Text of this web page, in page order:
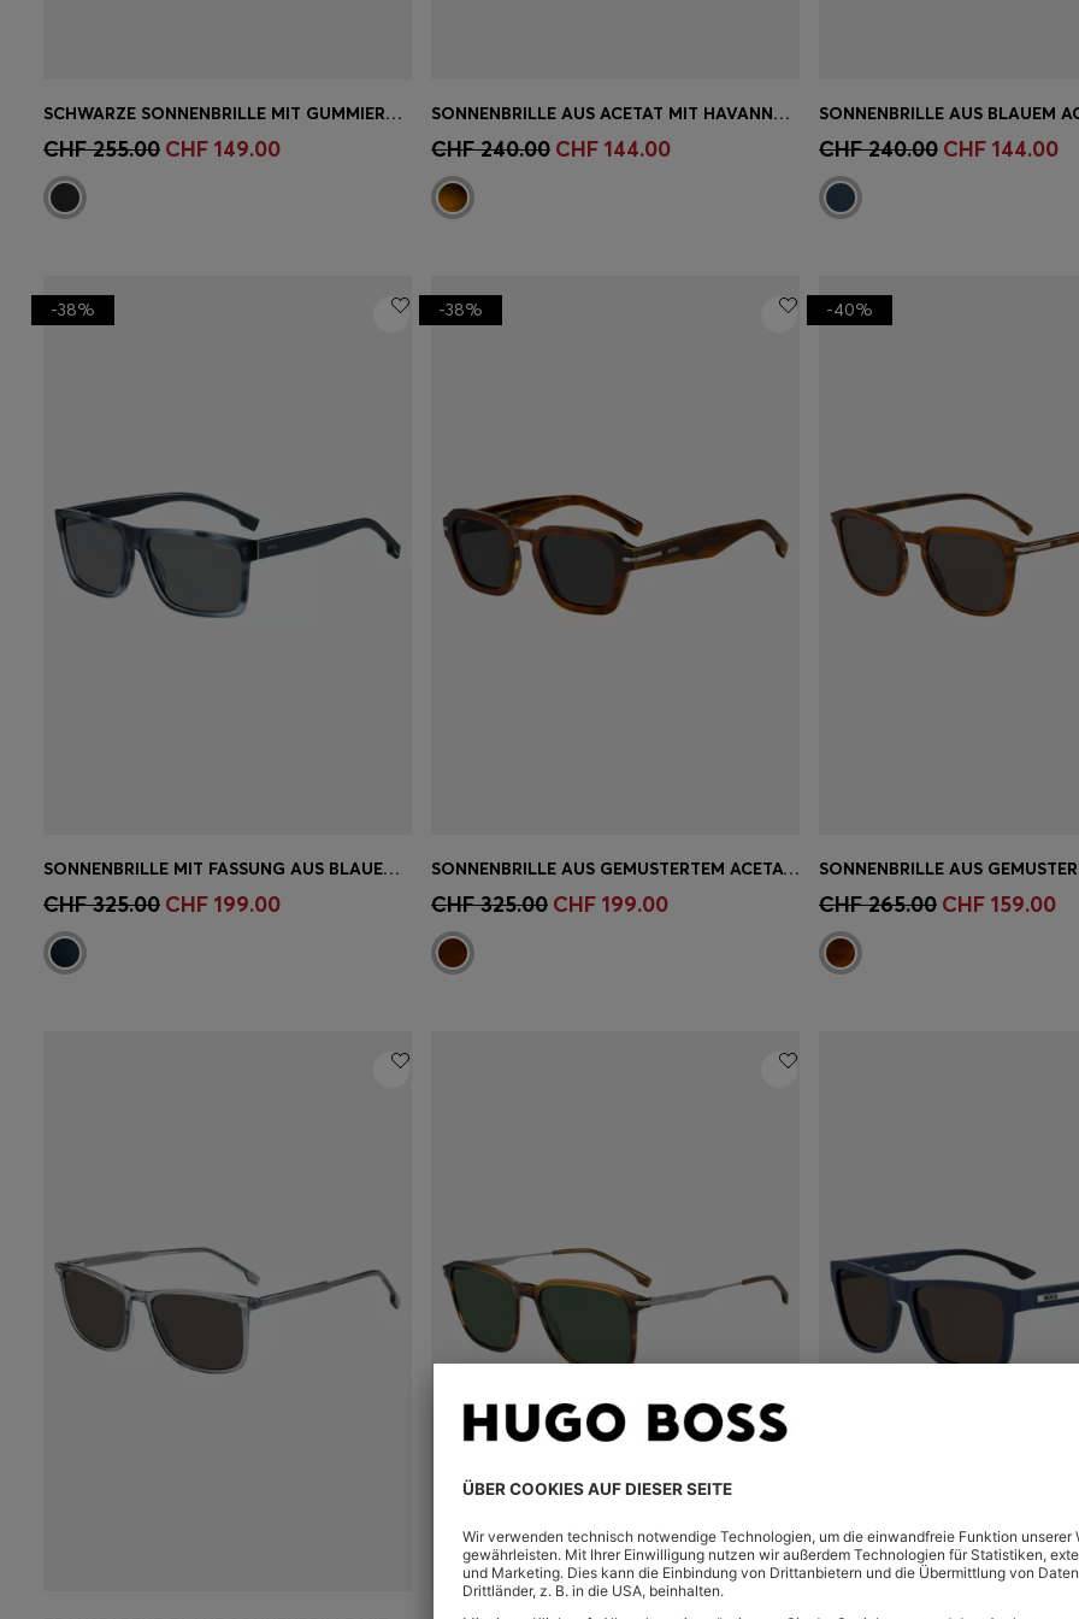
Schnelleinkauf (Wähle deine
Grösse)
SCHWARZE SONNENBRILLE MIT GUMMIERTEN BÜGELN
CHF 255.00 CHF 149.00 Schnelleinkauf (Wähle deine
Grösse)
SONNENBRILLE AUS ACETAT MIT HAVANNA-MUSTER UND GUMMIBÜGELN
CHF 240.00 CHF 144.00 Schnelleinkauf (Wähle deine
Grösse)
CHF 240.00 CHF 144.00
Schnelleinkauf (Wähle deine
Grösse)
-38%
SONNENBRILLE MIT FASSUNG AUS BLAUEM, GEMUSTERTEM ACETAT
CHF 325.00 CHF 199.00 Schnelleinkauf (Wähle deine
Grösse)
-38%
SONNENBRILLE AUS GEMUSTERTEM ACETAT MIT SILBERFARBENEN DETAILS
CHF 325.00 CHF 199.00 Schnelleinkauf (Wähle deine
Grösse)
-40%
CHF 265.00 CHF 159.00